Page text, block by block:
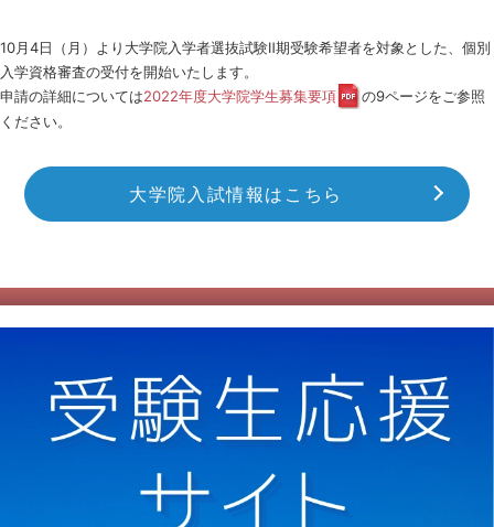
10月4日（月）より大学院入学者選抜試験Ⅱ期受験希望者を対象とした、個別
入学資格審査の受付を開始いたします。
申請の詳細については2022年度大学院学生募集要項
の9ページをご参照
ください。
大学院入試情報はこちら